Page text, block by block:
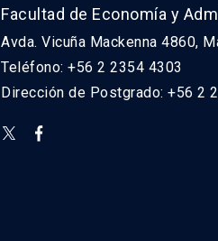
Facultad de Economía y
Avda. Vicuña Mackenna 4860,
Teléfono: +56 2 2354 4303
Dirección de Postgrado: +56 2